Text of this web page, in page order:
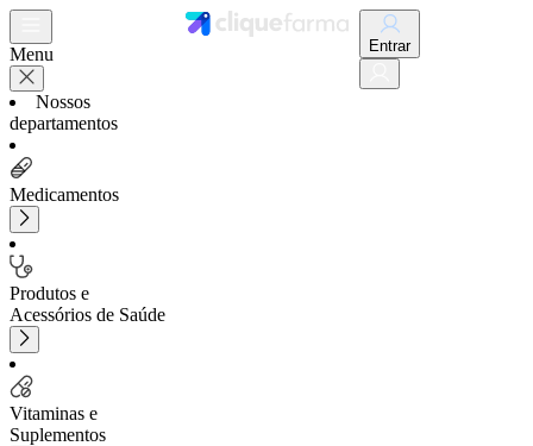
Menu
Nossos
departamentos
Medicamentos
Produtos e
Acessórios de Saúde
Vitaminas e
Suplementos
Entrar